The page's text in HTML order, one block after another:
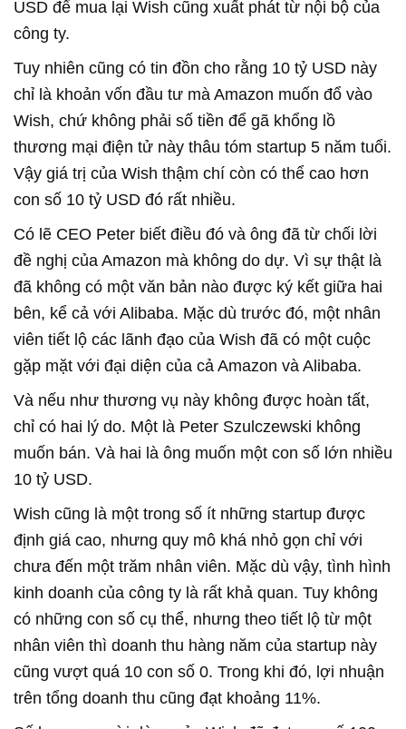
USD để mua lại Wish cũng xuất phát từ nội bộ của
công ty.
Tuy nhiên cũng có tin đồn cho rằng 10 tỷ USD này
chỉ là khoản vốn đầu tư mà Amazon muốn đổ vào
Wish, chứ không phải số tiền để gã khổng lồ
thương mại điện tử này thâu tóm startup 5 năm tuổi.
Vậy giá trị của Wish thậm chí còn có thể cao hơn
con số 10 tỷ USD đó rất nhiều.
Có lẽ CEO Peter biết điều đó và ông đã từ chối lời
đề nghị của Amazon mà không do dự. Vì sự thật là
đã không có một văn bản nào được ký kết giữa hai
bên, kể cả với Alibaba. Mặc dù trước đó, một nhân
viên tiết lộ các lãnh đạo của Wish đã có một cuộc
gặp mặt với đại diện của cả Amazon và Alibaba.
Và nếu như thương vụ này không được hoàn tất,
chỉ có hai lý do. Một là Peter Szulczewski không
muốn bán. Và hai là ông muốn một con số lớn nhiều
10 tỷ USD.
Wish cũng là một trong số ít những startup được
định giá cao, nhưng quy mô khá nhỏ gọn chỉ với
chưa đến một trăm nhân viên. Mặc dù vậy, tình hình
kinh doanh của công ty là rất khả quan. Tuy không
có những con số cụ thể, nhưng theo tiết lộ từ một
nhân viên thì doanh thu hàng năm của startup này
cũng vượt quá 10 con số 0. Trong khi đó, lợi nhuận
trên tổng doanh thu cũng đạt khoảng 11%.